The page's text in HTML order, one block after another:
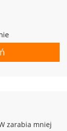
zarabia mniej